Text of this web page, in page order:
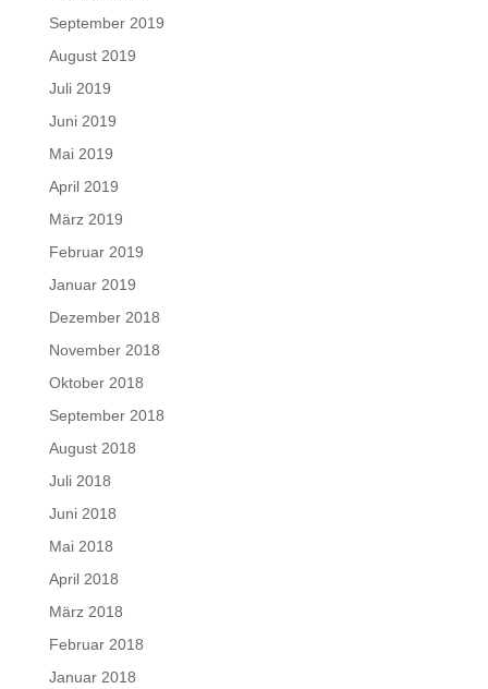
September 2019
August 2019
Juli 2019
Juni 2019
Mai 2019
April 2019
März 2019
Februar 2019
Januar 2019
Dezember 2018
November 2018
Oktober 2018
September 2018
August 2018
Juli 2018
Juni 2018
Mai 2018
April 2018
März 2018
Februar 2018
Januar 2018